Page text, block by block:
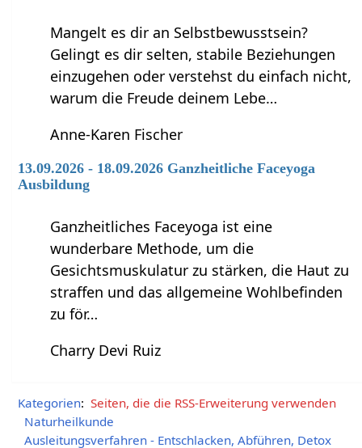
Mangelt es dir an Selbstbewusstsein?
Gelingt es dir selten, stabile Beziehungen
einzugehen oder verstehst du einfach nicht,
warum die Freude deinem Lebe…
Anne-Karen Fischer
13.09.2026 - 18.09.2026 Ganzheitliche Faceyoga
Ausbildung
Ganzheitliches Faceyoga ist eine
wunderbare Methode, um die
Gesichtsmuskulatur zu stärken, die Haut zu
straffen und das allgemeine Wohlbefinden
zu för…
Charry Devi Ruiz
Kategorien: Seiten, die die RSS-Erweiterung verwenden
Naturheilkunde
Ausleitungsverfahren - Entschlacken, Abführen, Detox